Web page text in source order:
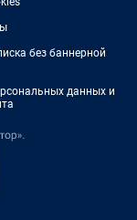
без баннерной
данных и